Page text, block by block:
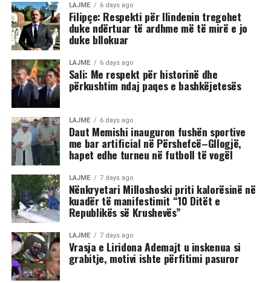
LAJME 6 days ago
Filipçe: Respekti për Ilindenin tregohet
duke ndërtuar të ardhme më të mirë e jo
duke bllokuar
LAJME 6 days ago
Sali: Me respekt për historinë dhe
përkushtim ndaj paqes e bashkëjetesës
LAJME 6 days ago
Daut Memishi inauguron fushën sportive
me bar artificial në Përshefcë–Gllogjë,
hapet edhe turneu në futboll të vogël
LAJME 7 days ago
Nënkryetari Milloshoski priti kalorësinë në
kuadër të manifestimit “10 Ditët e
Republikës së Krushevës”
LAJME 7 days ago
Vrasja e Liridona Ademajt u inskenua si
grabitje, motivi ishte përfitimi pasuror